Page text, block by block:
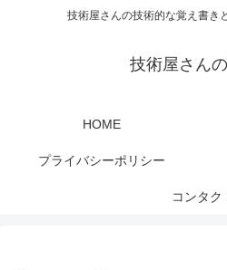
技術屋さんの技術的な覚え書き
技術屋さん
HOME
プライバシーポリシー
コンタク